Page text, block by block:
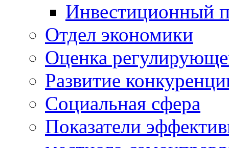
Инвестиционный
Отдел экономики
Оценка
Развитие
Социальная сфера
Показатели